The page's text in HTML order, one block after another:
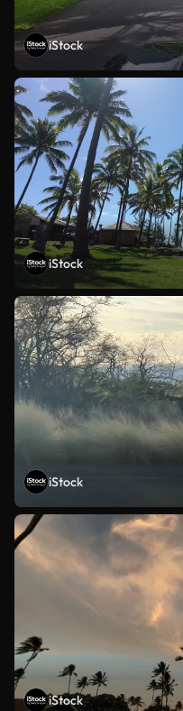
iStock
iStock
iStock
iStock